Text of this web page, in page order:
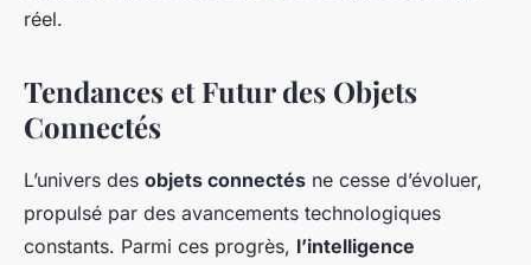
réel.
Tendances et Futur des Objets
Connectés
L’univers des objets connectés ne cesse d’évoluer,
propulsé par des avancements technologiques
constants. Parmi ces progrès, l’intelligence